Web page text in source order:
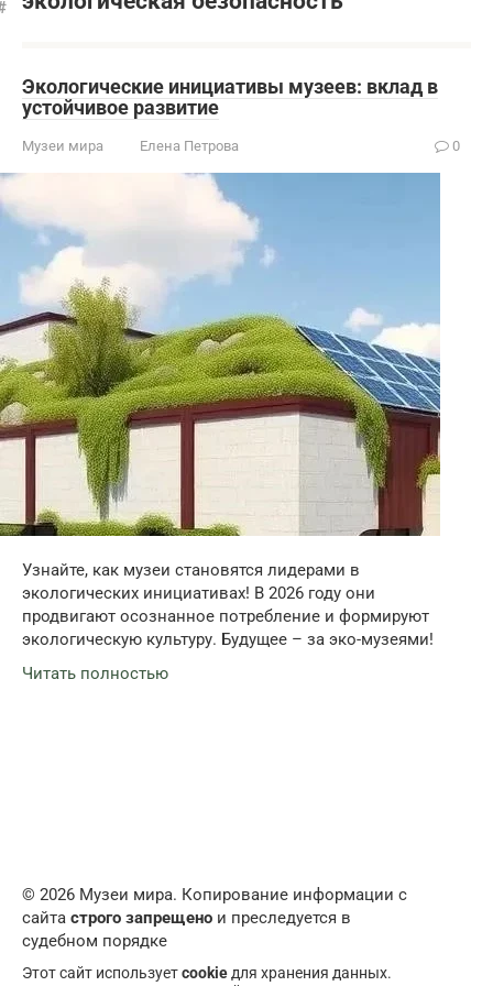
Экологические инициативы музеев: вклад в
устойчивое развитие
Музеи мира Елена Петрова 0
Узнайте, как музеи становятся лидерами в
экологических инициативах! В 2026 году они
продвигают осознанное потребление и формируют
экологическую культуру. Будущее – за эко-музеями!
Читать полностью
© 2026 Музеи мира. Копирование информации с
сайта строго запрещено и преследуется в
судебном порядке
Этот сайт используетcookie для хранения данных.